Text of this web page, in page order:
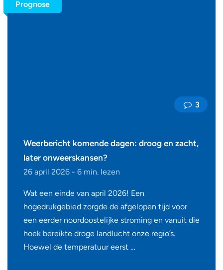
Prognose
3
Weerbericht komende dagen: droog en zacht,
later onweerskansen?
26 april 2026 - 6 min. lezen
Wat een einde van april 2026! Een
hogedrukgebied zorgde de afgelopen tijd voor
een eerder noordoostelijke stroming en vanuit die
hoek bereikte droge landlucht onze regio’s.
Hoewel de temperatuur eerst …